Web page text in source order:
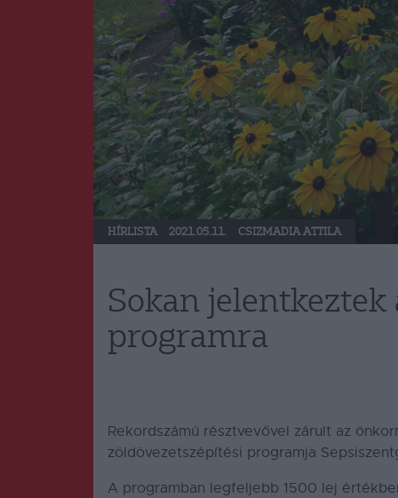
HÍRLISTA 2021.05.11. CSIZMADIA ATTILA
Sokan jelentkeztek
programra
Rekordszámú résztvevővel zárult az
zöldövezetszépítési programja
A programban legfeljebb 1500 lej